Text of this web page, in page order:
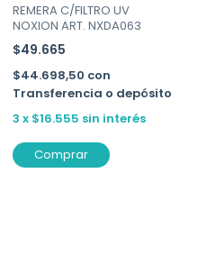
REMERA C/FILTRO UV
NOXION ART. NXDA063
$49.665
$44.698,50 con
Transferencia o depósito
3 x $16.555 sin interés
Comprar